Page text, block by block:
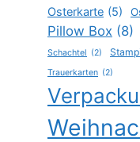
Osterkarte (5)
Pillow Box (8)
Schachtel (2)
Trauerkarten (2)